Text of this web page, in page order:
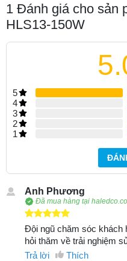
1 Đánh giá cho sản
HLS13-150W
5
4
3
2
1
Anh Phương
Đã mua hàng tại
Đội ngũ chăm sóc khách
hỏi thăm về trải nghiệm
Trả lời
Thích